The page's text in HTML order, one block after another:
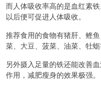
而人体吸收率高的是血红素
以后便可促进人体吸收。
推荐食用的食物有猪肝、鲣
菜、大豆、菠菜、油菜、牡蛎
另外摄入足量的铁还能改善
作用，减肥瘦身的效果极强。